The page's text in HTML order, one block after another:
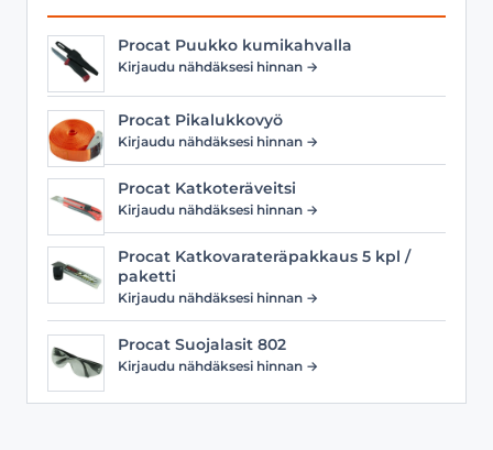
Procat Puukko kumikahvalla
Kirjaudu nähdäksesi hinnan →
Procat Pikalukkovyö
Kirjaudu nähdäksesi hinnan →
Procat Katkoteräveitsi
Kirjaudu nähdäksesi hinnan →
Procat Katkovarateräpakkaus 5 kpl /
paketti
Kirjaudu nähdäksesi hinnan →
Procat Suojalasit 802
Kirjaudu nähdäksesi hinnan →